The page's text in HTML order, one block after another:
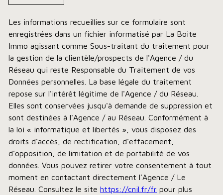
Les informations recueillies sur ce formulaire sont
enregistrées dans un fichier informatisé par La Boite
Immo agissant comme Sous-traitant du traitement pour
la gestion de la clientèle/prospects de l'Agence / du
Réseau qui reste Responsable du Traitement de vos
Données personnelles. La base légale du traitement
repose sur l'intérêt légitime de l'Agence / du Réseau.
Elles sont conservées jusqu'à demande de suppression et
sont destinées à l'Agence / au Réseau. Conformément à
la loi « informatique et libertés », vous disposez des
droits d’accès, de rectification, d’effacement,
d’opposition, de limitation et de portabilité de vos
données. Vous pouvez retirer votre consentement à tout
moment en contactant directement l’Agence / Le
Réseau. Consultez le site https://cnil.fr/fr pour plus